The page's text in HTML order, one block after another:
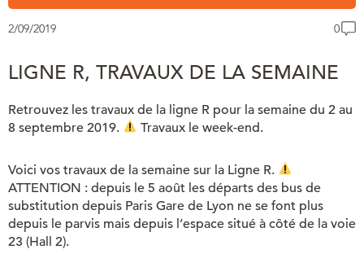
2/09/2019 0
LIGNE R, TRAVAUX DE LA SEMAINE
Retrouvez les travaux de la ligne R pour la semaine du 2 au
8 septembre 2019.
Travaux le week-end.
Voici vos travaux de la semaine sur la Ligne R.
ATTENTION : depuis le 5 août les départs des bus de
substitution depuis Paris Gare de Lyon ne se font plus
depuis le parvis mais depuis l’espace situé à côté de la voie
23 (Hall 2).